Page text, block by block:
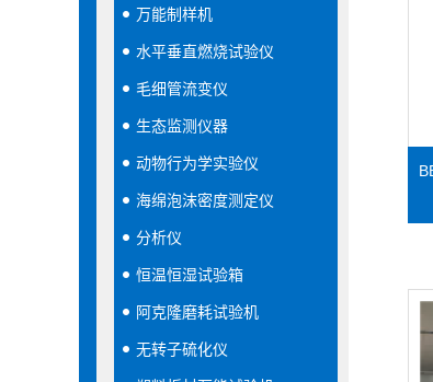
万能制样机
水平垂直燃烧试验仪
毛细管流变仪
生态监测仪器
动物行为学实验仪
海绵泡沫密度测定仪
分析仪
恒温恒湿试验箱
阿克隆磨耗试验机
无转子硫化仪